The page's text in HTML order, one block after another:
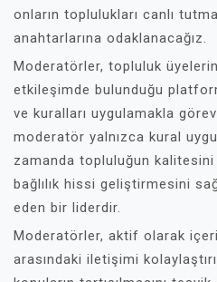
onların toplulukları canlı
anahtarlarına odaklanacağız.
Moderatörler, topluluk
etkileşimde bulunduğu
ve kuralları uygulamakla
moderatör yalnızca kural
zamanda topluluğun kalitesini
bağlılık hissi geliştirmesini
eden bir liderdir.
Moderatörler, aktif olarak
arasındaki iletişimi